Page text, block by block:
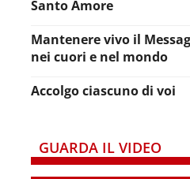
Santo Amore
Mantenere vivo il
nei cuori e nel mondo
Accolgo ciascuno di voi
GUARDA IL VIDEO